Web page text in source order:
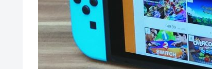
【ウマ娘】海外の絵師が描いた味付けの濃いウマ娘
【速報】超かぐや姫さん、とんでもないスピンオフ
【動画】ブラジルの女子フットサル選手が極悪すぎ
【ウマ娘】セイちゃんの攻撃力を見よ！！！
【画像】前田敦子さん、脚が長すぎるｗｗｗｗｗｗ
【画像】元モデルのTBS新人アナさん、プリケツ
テレビ大好き高齢者の｢テレビ離れ｣が始まった…
【画像】日本のセクシー過ぎる女性犯罪者一覧が